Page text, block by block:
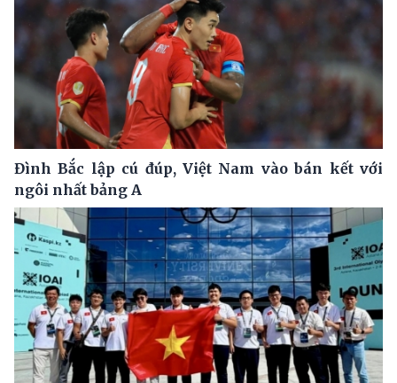
Đình Bắc lập cú đúp, Việt Nam vào bán kết với
ngôi nhất bảng A